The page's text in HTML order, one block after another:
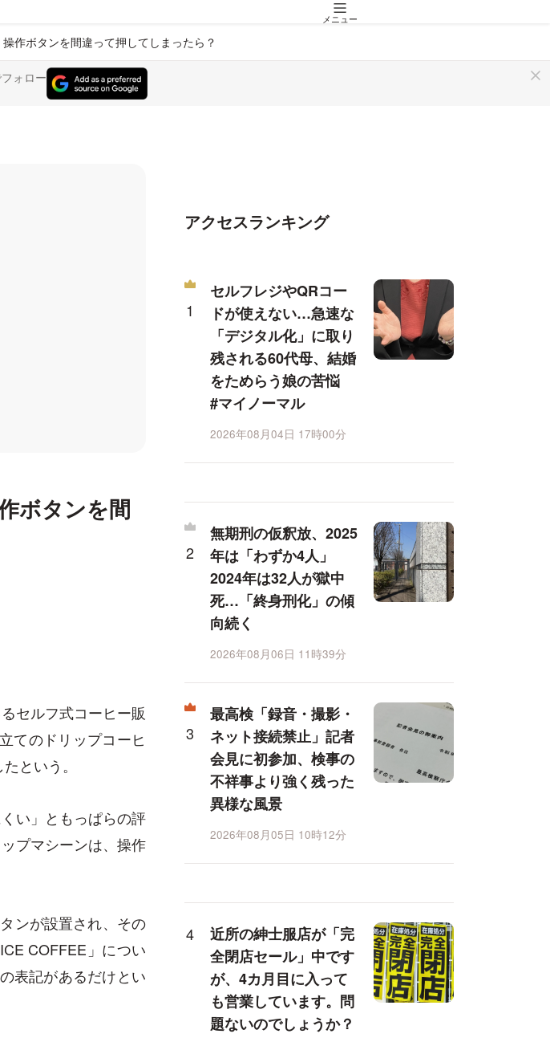
メニュー
作ボタンを間違って押してしまったら？
ォロー
ボタンを間
セルフ式コーヒー販
てのドリップコーヒ
という。
い」ともっぱらの評
プマシーンは、操作
ンが設置され、その
COFFEE」につい
表記があるだけとい
アクセスランキング
セルフレジやQRコー
ドが使えない…急速な
「デジタル化」に取り
残される60代母、結婚
をためらう娘の苦悩
#マイノーマル
2026年08月04日 17時00分
無期刑の仮釈放、2025
年は「わずか4人」
2024年は32人が獄中
死…「終身刑化」の傾
向続く
2026年08月06日 11時39分
最高検「録音・撮影・
ネット接続禁止」記者
会見に初参加、検事の
不祥事より強く残った
異様な風景
2026年08月05日 10時12分
近所の紳士服店が「完
全閉店セール」中です
が、4カ月目に入って
も営業しています。問
題ないのでしょうか？